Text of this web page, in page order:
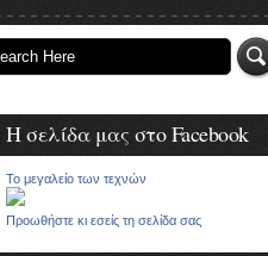
Η σελίδα μας στο Facebook
Το μεγαλείο των τεχνών
Προωθήστε κι εσείς τη σελίδα σας